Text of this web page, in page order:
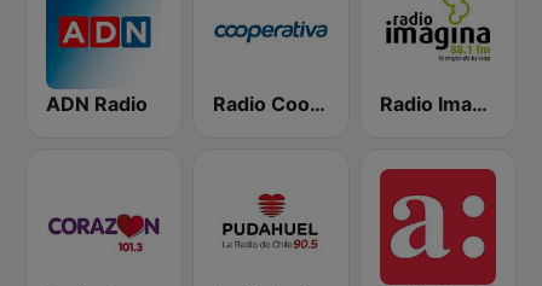
ADN Radio Radio Cooperativa Radio Imagina